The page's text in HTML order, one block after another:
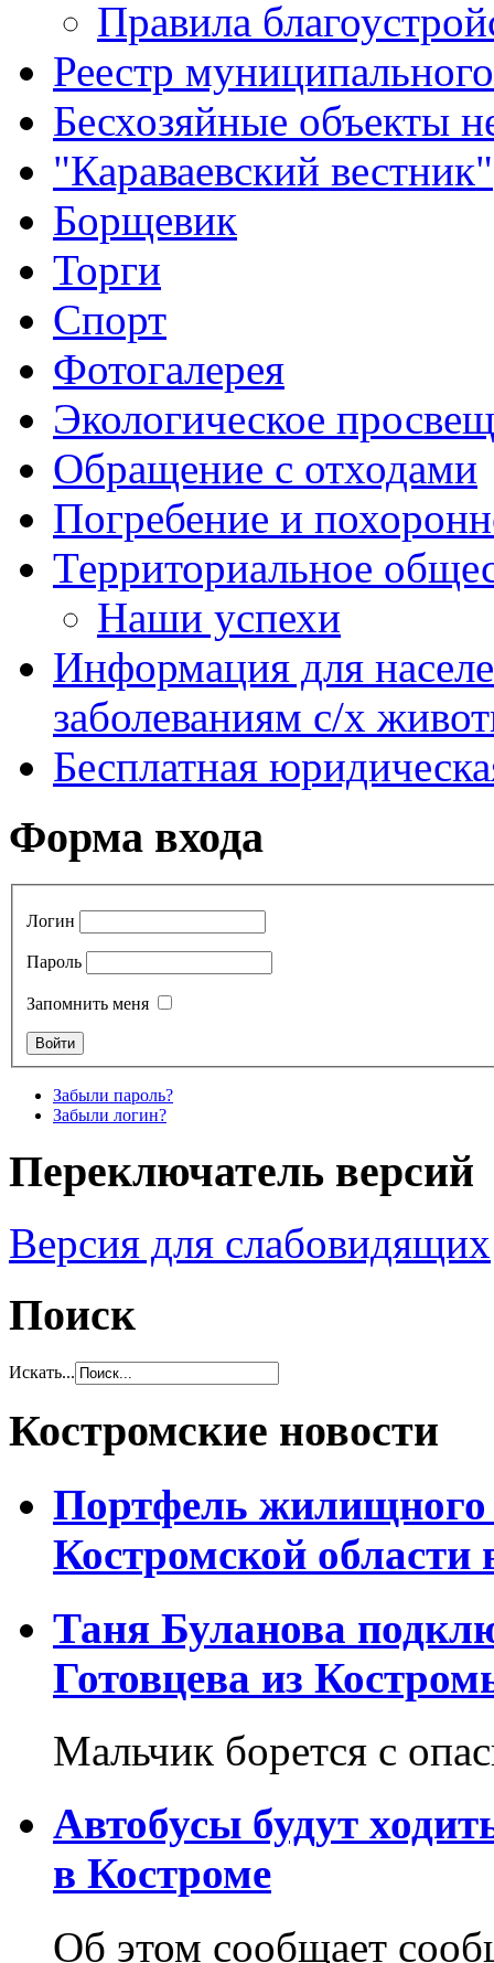
Правила
Реестр
Бесхозяйные объекты
"Караваевский вестник"
Борщевик
Торги
Спорт
Фотогалерея
Экологическое
Обращение с отходами
Погребение и
Территориальное
Наши успехи
Информация для
заболеваниям с/х
Бесплатная
Форма входа
Логин
Пароль
Запомнить меня
Забыли пароль?
Забыли логин?
Переключатель версий
Версия для слабовидящих
Поиск
Искать...
Костромские новости
Портфель жилищного
Костромской
Таня Буланова
Готовцева из
Мальчик борется с
Автобусы будут
в Костроме
Об этом сообщает